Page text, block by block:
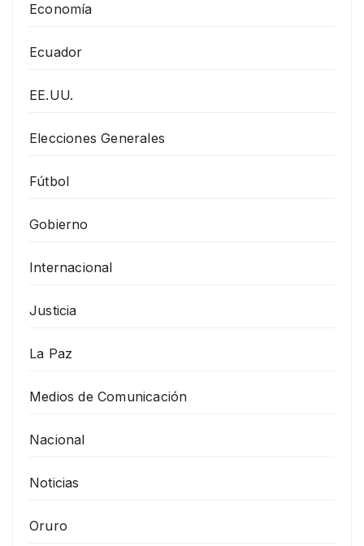
Economía
Ecuador
EE.UU.
Elecciones Generales
Fútbol
Gobierno
Internacional
Justicia
La Paz
Medios de Comunicación
Nacional
Noticias
Oruro